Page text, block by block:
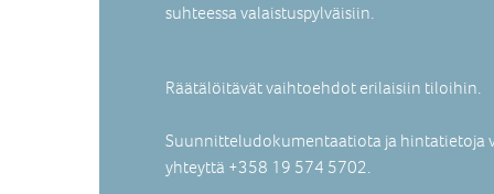
suhteessa valaistuspylväisiin.
Räätälöitävät vaihtoehdot erilaisiin tiloihin.
Suunnitteludokumentaatiota ja hintatietoja
yhteyttä +358 19 574 5702.